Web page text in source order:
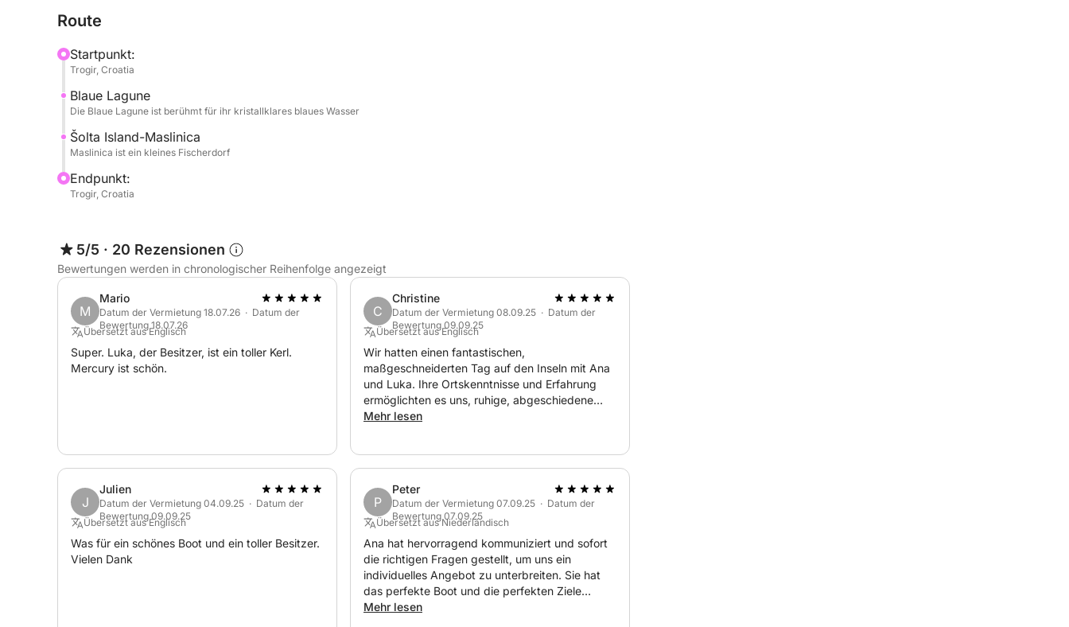
Route
Startpunkt:
Trogir, Croatia
Blaue Lagune
Die Blaue Lagune ist berühmt für ihr kristallklares blaues Wasser
Šolta Island-Maslinica
Maslinica ist ein kleines Fischerdorf
Endpunkt:
Trogir, Croatia
5/5 · 20 Rezensionen
Bewertungen werden in chronologischer Reihenfolge angezeigt
M
Mario
Datum der Vermietung 18.07.26 · Datum der
Bewertung 18.07.26
Übersetzt aus Englisch
Super. Luka, der Besitzer, ist ein toller Kerl.
Mercury ist schön.
C
Christine
Datum der Vermietung 08.09.25 · Datum der
Bewertung 09.09.25
Übersetzt aus Englisch
Wir hatten einen fantastischen,
maßgeschneiderten Tag auf den Inseln mit Ana
und Luka. Ihre Ortskenntnisse und Erfahrung
ermöglichten es uns, ruhige, abgeschiedene
Buchten abseits der Massen zu besuchen, mit
Maslinica war perfekt für einen Spaziergang
und um die traditionelle Schönheit zu genießen.
Ihre Freundlichkeit und die Tatsache, dass sie
uns nie zur Eile zwangen, machten den Tag
entspannt und unterhaltsam. Wir können ihn
wärmstens empfehlen. Auch das Preis-
Leistungs-Verhältnis für einen privaten Charter
war super.
Mehr lesen
J
Julien
Datum der Vermietung 04.09.25 · Datum der
Bewertung 09.09.25
Übersetzt aus Englisch
Was für ein schönes Boot und ein toller Besitzer.
Vielen Dank
P
Peter
Datum der Vermietung 07.09.25 · Datum der
Bewertung 07.09.25
Übersetzt aus Niederländisch
Ana hat hervorragend kommuniziert und sofort
die richtigen Fragen gestellt, um uns ein
individuelles Angebot zu unterbreiten. Sie hat
das perfekte Boot und die perfekten Ziele
gefunden, um uns einen fantastischen Tag auf
Mehr lesen